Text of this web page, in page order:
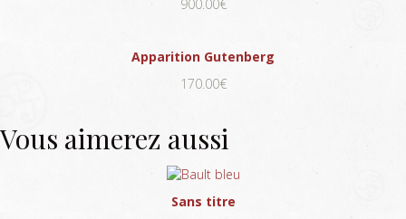
900.00€
Apparition Gutenberg
170.00€
Vous aimerez aussi
Sans titre